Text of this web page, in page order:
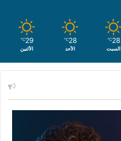
28
℃
السبت
28
℃
الأحد
29
℃
الأثنين